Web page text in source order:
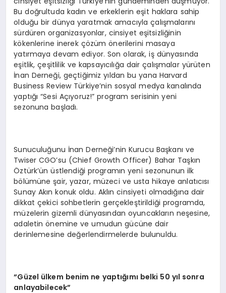
Bu doğrultuda kadın ve erkeklerin eşit haklara sahip
olduğu bir dünya yaratmak amacıyla çalışmalarını
sürdüren organizasyonlar, cinsiyet eşitsizliğinin
kökenlerine inerek çözüm önerilerini masaya
yatırmaya devam ediyor. Son olarak, iş dünyasında
eşitlik, çeşitlilik ve kapsayıcılığa dair çalışmalar yürüten
İnan Derneği, geçtiğimiz yıldan bu yana Harvard
Business Review Türkiye’nin sosyal medya kanalında
yaptığı “Sesi Açıyoruz!” program serisinin yeni
sezonuna başladı.
Sunuculuğunu İnan Derneği’nin Kurucu Başkanı ve
Twiser CGO’su (Chief Growth Officer) Bahar Taşkın
Öztürk’ün üstlendiği programın yeni sezonunun ilk
bölümüne şair, yazar, müzeci ve usta hikaye anlatıcısı
Sunay Akın konuk oldu. Aklın cinsiyeti olmadığına dair
dikkat çekici sohbetlerin gerçekleştirildiği programda,
müzelerin gizemli dünyasından oyuncakların neşesine,
adaletin önemine ve umudun gücüne dair
derinlemesine değerlendirmelerde bulunuldu.
“Güzel ülkem benim ne yaptığımı belki 50 yıl sonra
anlayabilecek”